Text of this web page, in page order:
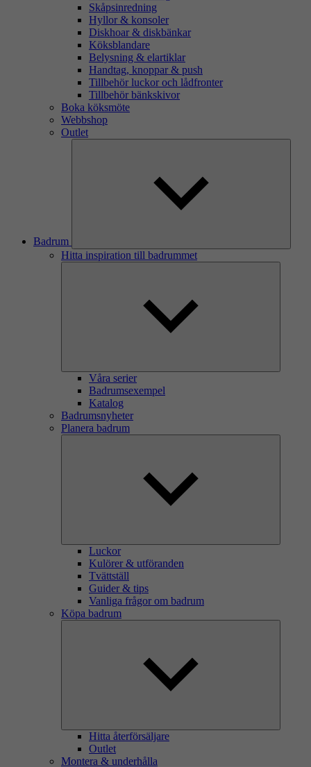
Skåpsinredning
Hyllor & konsoler
Diskhoar & diskbänkar
Köksblandare
Belysning & elartiklar
Handtag, knoppar & push
Tillbehör luckor och lådfronter
Tillbehör bänkskivor
Boka köksmöte
Webbshop
Outlet
Badrum
Hitta inspiration till badrummet
Våra serier
Badrumsexempel
Katalog
Badrumsnyheter
Planera badrum
Luckor
Kulörer & utföranden
Tvättställ
Guider & tips
Vanliga frågor om badrum
Köpa badrum
Hitta återförsäljare
Outlet
Montera & underhålla